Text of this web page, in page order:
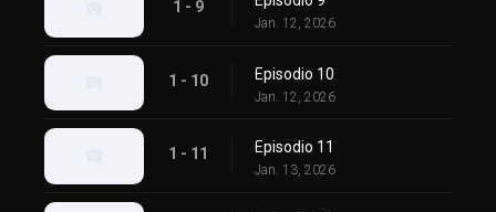
1 - 9
Jan. 12, 2026
1 - 10 Episodio 10
Jan. 12, 2026
1 - 11 Episodio 11
Jan. 13, 2026